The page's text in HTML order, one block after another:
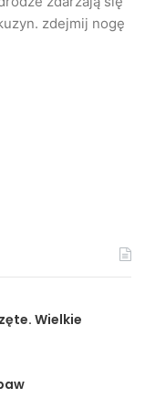
zdejmij nogę
Wielkie